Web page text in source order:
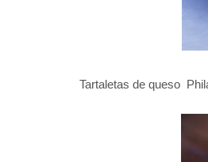
Tartaletas de queso